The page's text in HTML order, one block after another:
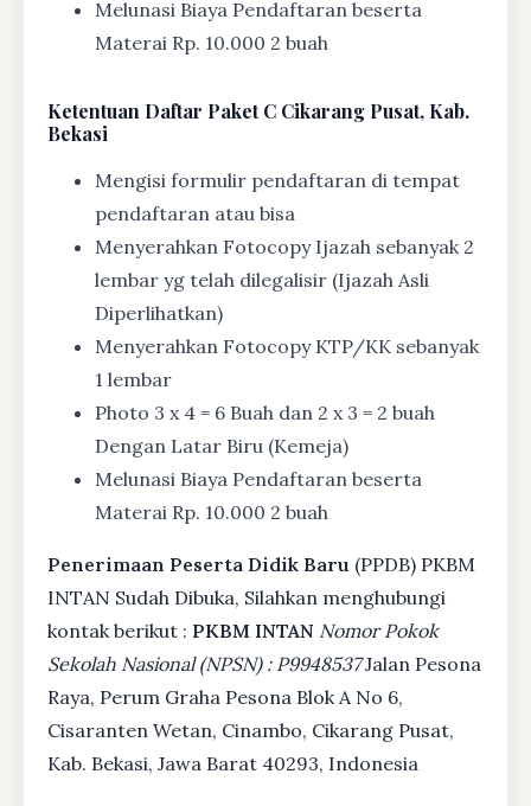
Melunasi Biaya Pendaftaran beserta
Materai Rp. 10.000 2 buah
Ketentuan Daftar Paket C Cikarang Pusat, Kab.
Bekasi
Mengisi formulir pendaftaran di tempat
pendaftaran atau bisa
Menyerahkan Fotocopy Ijazah sebanyak 2
lembar yg telah dilegalisir (Ijazah Asli
Diperlihatkan)
Menyerahkan Fotocopy KTP/KK sebanyak
1 lembar
Photo 3 x 4 = 6 Buah dan 2 x 3 = 2 buah
Dengan Latar Biru (Kemeja)
Melunasi Biaya Pendaftaran beserta
Materai Rp. 10.000 2 buah
Penerimaan Peserta Didik Baru (PPDB) PKBM
INTAN Sudah Dibuka, Silahkan menghubungi
kontak berikut : PKBM INTAN Nomor Pokok
Sekolah Nasional (NPSN) : P9948537Jalan Pesona
Raya, Perum Graha Pesona Blok A No 6,
Cisaranten Wetan, Cinambo, Cikarang Pusat,
Kab. Bekasi, Jawa Barat 40293, Indonesia